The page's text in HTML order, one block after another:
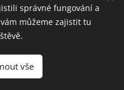
správné fungování a
můžeme zajistit tu
vše